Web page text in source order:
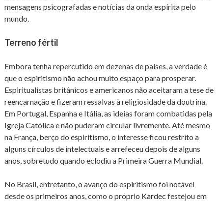
mensagens psicografadas e notícias da onda espírita pelo
mundo.
Terreno fértil
Embora tenha repercutido em dezenas de países, a verdade é
que o espiritismo não achou muito espaço para prosperar.
Espiritualistas britânicos e americanos não aceitaram a tese de
reencarnação e fizeram ressalvas à religiosidade da doutrina.
Em Portugal, Espanha e Itália, as ideias foram combatidas pela
Igreja Católica e não puderam circular livremente. Até mesmo
na França, berço do espiritismo, o interesse ficou restrito a
alguns círculos de intelectuais e arrefeceu depois de alguns
anos, sobretudo quando eclodiu a Primeira Guerra Mundial.
No Brasil, entretanto, o avanço do espiritismo foi notável
desde os primeiros anos, como o próprio Kardec festejou em